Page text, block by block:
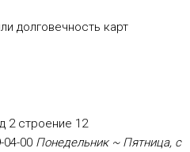
долговечность карт
2 строение 12
04-00 Понедельник ~ Пятница, с